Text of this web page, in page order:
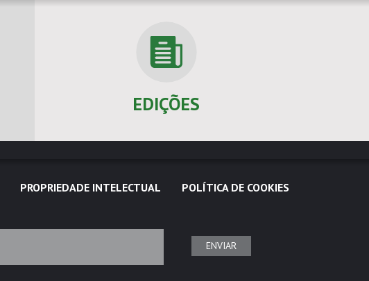
EDIÇÕES
PROPRIEDADE INTELECTUAL POLÍTICA DE COOKIES
ENVIAR